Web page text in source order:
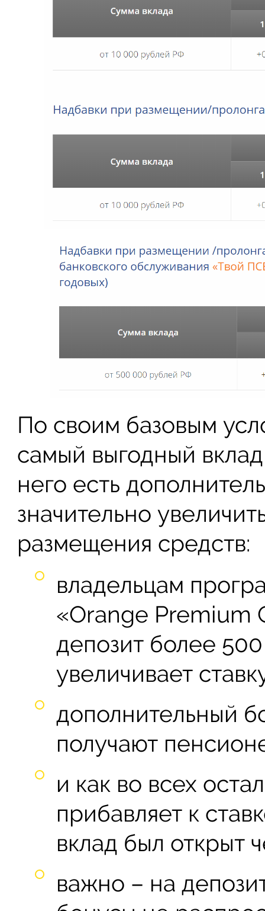
По своим базовым
самый выгодный
него есть
значительно
размещения средств:
владельцам
«Orange Premium
депозит более
увеличивает
дополнительный
получают
и как во всех
прибавляет к
вклад был открыт
важно – на